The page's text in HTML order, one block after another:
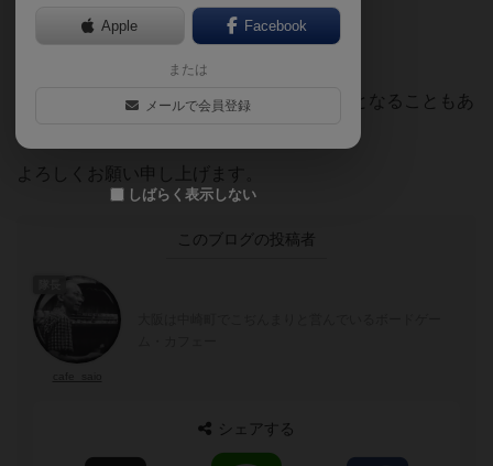
木曜のみ 13:00〜18:00（10月28日を除く）
当然ながら、今後のコロナ情勢により変更となることもあ
よろしくお願い申し上げます。
このブログの投稿者
シェアする
Apple Facebook
または
メールで会員登録
しばらく表示しない